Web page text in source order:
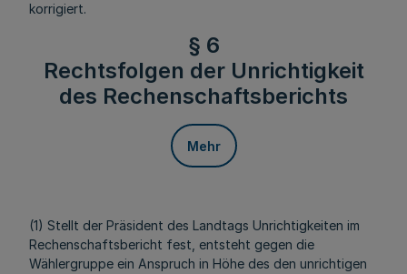
korrigiert.
§ 6
Rechtsfolgen der Unrichtigkeit
des Rechenschaftsberichts
Mehr
(1) Stellt der Präsident des Landtags Unrichtigkeiten im
Rechenschaftsbericht fest, entsteht gegen die
Wählergruppe ein Anspruch in Höhe des den unrichtigen